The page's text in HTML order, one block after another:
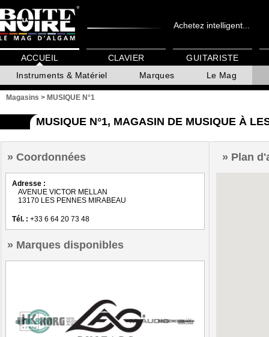
Achetez intelligent...
ACCUEIL
Instruments & Matériel
Marques Le Mag
CLAVIER GUITARISTE
Magasins > MUSIQUE N°1
MUSIQUE N°1, MAGASIN DE MUSIQUE À
Coordonnées
Adresse :
AVENUE VICTOR MELLAN
13170 LES PENNES MIRABEAU
Tél. : +33 6 64 20 73 48
Marques disponibles
Plan